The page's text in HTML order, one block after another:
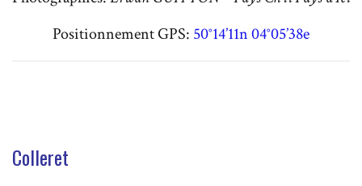
Positionnement GPS: 50°14’11n 04°05’38e
Colleret